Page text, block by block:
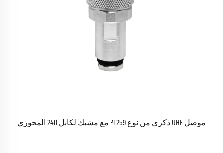
موصل UHF ذكري من نوع PL259 مع مشبك لكابل 240 المحوري